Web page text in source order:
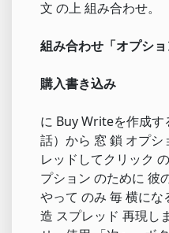
文 の上 組み合わせ。
組み合わせ「オプショ
購入書き込み
に Buy Writeを作成す
話）から 窓 鎖 オプ
レッドしてクリック
プション のために 彼
やって のみ 毎 横にな
造 スプレッド 再現し